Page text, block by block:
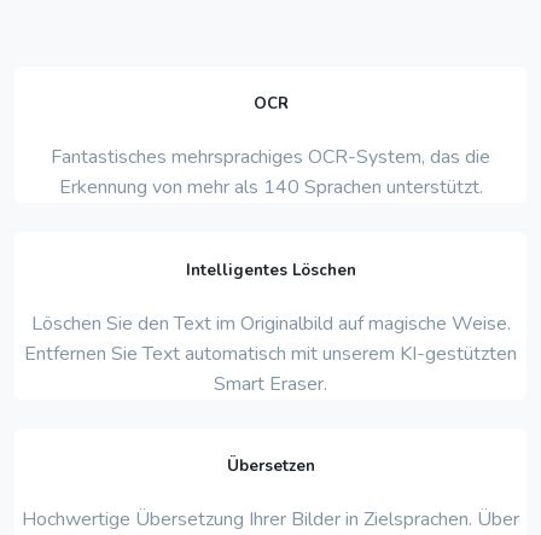
OCR
Fantastisches mehrsprachiges OCR-System, das die
Erkennung von mehr als 140 Sprachen unterstützt.
Intelligentes Löschen
Löschen Sie den Text im Originalbild auf magische Weise.
Entfernen Sie Text automatisch mit unserem KI-gestützten
Smart Eraser.
Übersetzen
Hochwertige Übersetzung Ihrer Bilder in Zielsprachen. Über